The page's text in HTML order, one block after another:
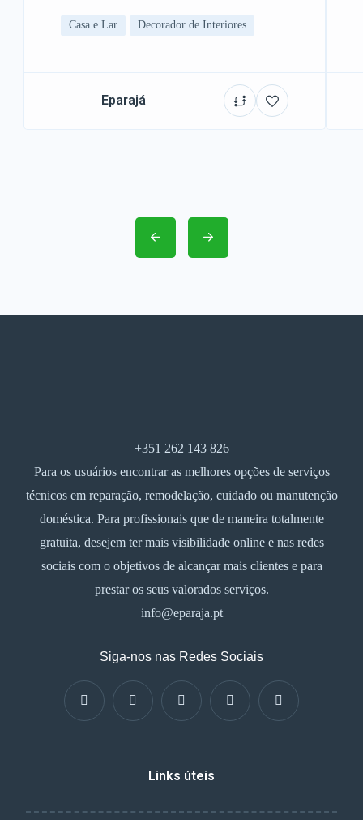
Casa e Lar Decorador de Interiores
Eparajá
+351 262 143 826
Para os usuários encontrar as melhores opções de serviços
técnicos em reparação, remodelação, cuidado ou manutenção
doméstica. Para profissionais que de maneira totalmente
gratuita, desejem ter mais visibilidade online e nas redes
sociais com o objetivos de alcançar mais clientes e para
prestar os seus valorados serviços.
info@eparaja.pt
Siga-nos nas Redes Sociais
Links úteis